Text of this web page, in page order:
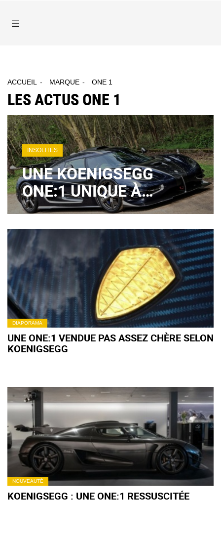
ACCUEIL MARQUE ONE 1
LES ACTUS ONE 1
INSOLITES
UNE KOENIGSEGG
ONE:1 UNIQUE À
VENDRE !
DIAPORAMA
UNE ONE:1 VENDUE PAS ASSEZ CHÈRE SELON
KOENIGSEGG
NOUVEAUTÉ
KOENIGSEGG : UNE ONE:1 RESSUSCITÉE